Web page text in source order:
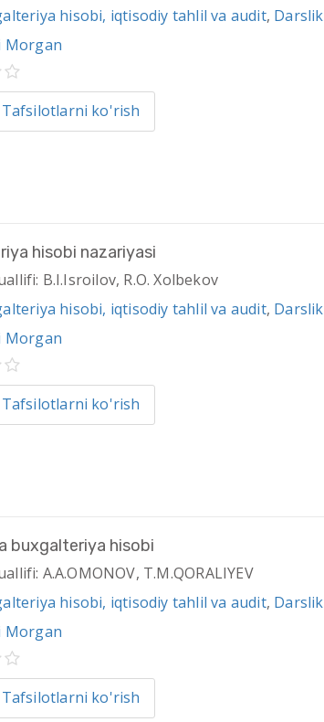
hisobi, iqtisodiy tahlil va audit, Darslik
Morgan
Tafsilotlarni ko'rish
hisobi nazariyasi
B.I.Isroilov, R.O. Xolbekov
hisobi, iqtisodiy tahlil va audit, Darslik
Morgan
Tafsilotlarni ko'rish
buxgalteriya hisobi
A.A.OMONOV, T.M.QORALIYEV
hisobi, iqtisodiy tahlil va audit, Darslik
Morgan
Tafsilotlarni ko'rish